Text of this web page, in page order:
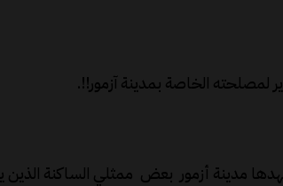
الخاصة بمدينة آزمور!!.
مدينة أزمور بعض ممثلي الساكنة